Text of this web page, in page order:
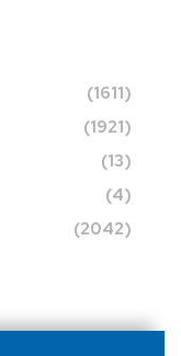
(1611)
(1921)
(13)
(4)
(2042)